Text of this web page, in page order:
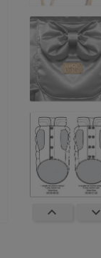
 